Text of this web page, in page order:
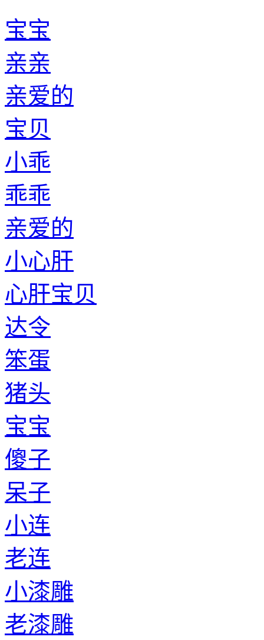
宝宝
亲亲
亲爱的
宝贝
小乖
乖乖
亲爱的
小心肝
心肝宝贝
达令
笨蛋
猪头
宝宝
傻子
呆子
小连
老连
小漆雕
老漆雕